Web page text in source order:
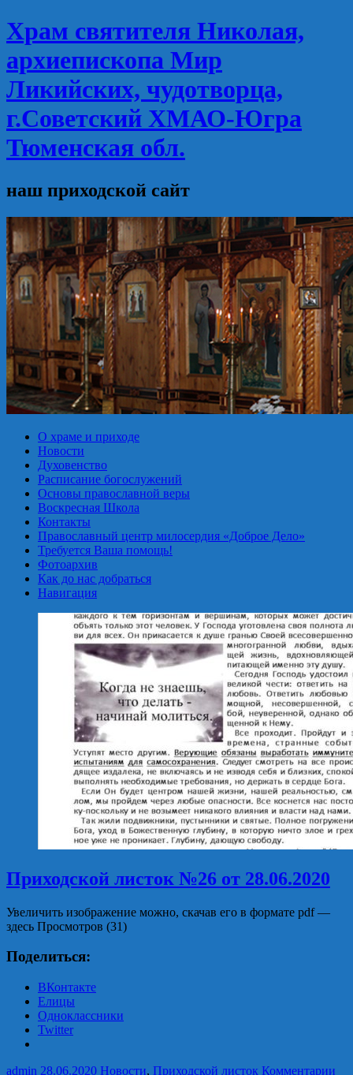
Храм святителя Николая,
архиепископа Мир
Ликийских, чудотворца,
г.Советский ХМАО-Югра
Тюменская обл.
наш приходской сайт
О храме и приходе
Новости
Духовенство
Расписание богослужений
Основы православной веры
Воскресная Школа
Контакты
Православный центр милосердия «Доброе Дело»
Требуется Ваша помощь!
Фотоархив
Как до нас добраться
Навигация
Приходской листок №26 от 28.06.2020
Увеличить изображение можно, скачав его в формате pdf —
здесь Просмотров (31)
Поделиться:
ВКонтакте
Елицы
Одноклассники
Twitter
admin 28.06.2020 Новости, Приходской листок Комментарии